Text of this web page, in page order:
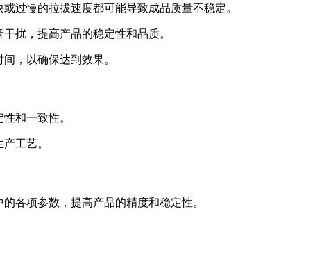
过慢的拉拔速度都可能导致成品质量不稳定。
扰，提高产品的稳定性和品质。
，以确保达到效果。
和一致性。
工艺。
各项参数，提高产品的精度和稳定性。